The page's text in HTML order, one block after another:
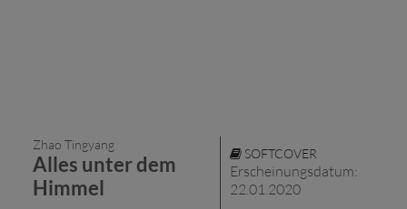
Zhao Tingyang
Alles unter dem
Himmel
SOFTCOVER
Erscheinungsdatum:
22.01.2020